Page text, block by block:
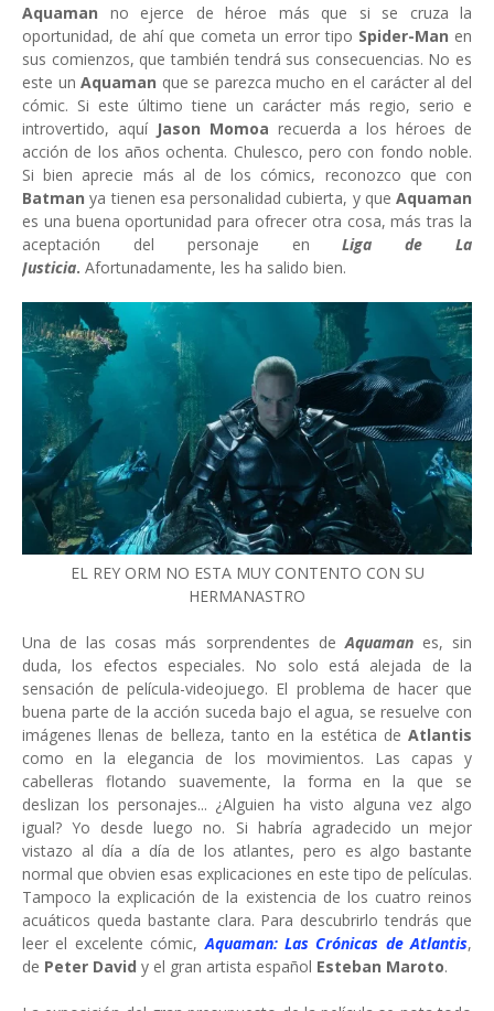
Aquaman no ejerce de héroe más que si se cruza la
oportunidad, de ahí que cometa un error tipo Spider-Man en
sus comienzos, que también tendrá sus consecuencias. No es
este unAquaman que se parezca mucho en el carácter al del
cómic. Si este último tiene un carácter más regio, serio e
introvertido, aquí Jason Momoa recuerda a los héroes de
acción de los años ochenta. Chulesco, pero con fondo noble.
Si bien aprecie más al de los cómics, reconozco que con
Batman ya tienen esa personalidad cubierta, y que Aquaman
es una buena oportunidad para ofrecer otra cosa, más tras la
aceptación del personaje enLiga de La
Justicia. Afortunadamente, les ha salido bien.
EL REY ORM NO ESTA MUY CONTENTO CON SU
HERMANASTRO
Una de las cosas más sorprendentes deAquaman es, sin
duda, los efectos especiales. No solo está alejada de la
sensación de película-videojuego. El problema de hacer que
buena parte de la acción suceda bajo el agua, se resuelve con
imágenes llenas de belleza, tanto en la estética de Atlantis
como en la elegancia de los movimientos. Las capas y
cabelleras flotando suavemente, la forma en la que se
deslizan los personajes... ¿Alguien ha visto alguna vez algo
igual? Yo desde luego no. Si habría agradecido un mejor
vistazo al día a día de los atlantes, pero es algo bastante
normal que obvien esas explicaciones en este tipo de películas.
Tampoco la explicación de la existencia de los cuatro reinos
acuáticos queda bastante clara. Para descubrirlo tendrás que
leer el excelente cómic,Aquaman: Las Crónicas de Atlantis,
de Peter David y el gran artista español Esteban Maroto.